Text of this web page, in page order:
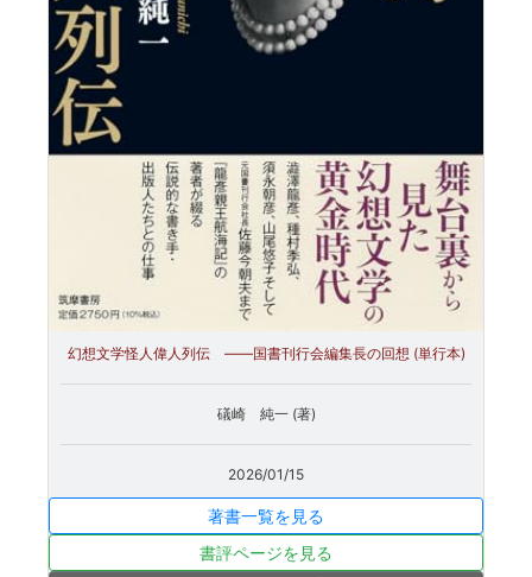
幻想文学怪人偉人列伝 ――国書刊行会編集長の回想 (単行本)
礒崎 純一 (著)
2026/01/15
著書一覧を見る
書評ページを見る